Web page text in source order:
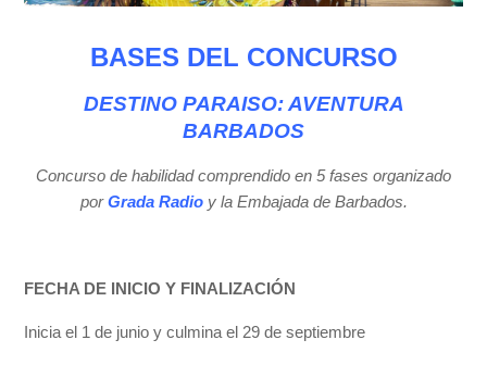
BASES DEL CONCURSO
DESTINO PARAISO: AVENTURA
BARBADOS
Concurso de habilidad comprendido en 5 fases organizado
porGrada Radioy la Embajada de Barbados.
FECHA DE INICIO Y FINALIZACIÓN
Inicia el 1 de junio y culmina el 29 de septiembre